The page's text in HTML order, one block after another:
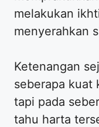
melakukan
menyerahkan
​Ketenangan
seberapa kuat
tapi pada
tahu harta